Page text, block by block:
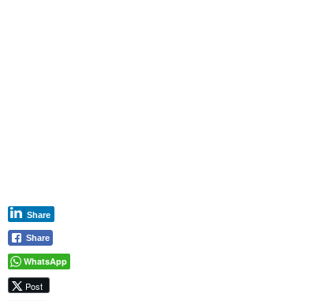
Share
Share
WhatsApp
Post